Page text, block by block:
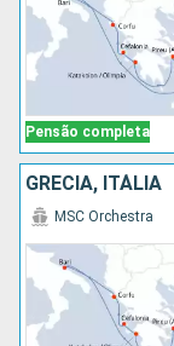
Pensão completa
GRÉCIA, ITÁLIA
MSC Orchestra